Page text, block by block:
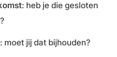
: heb je die gesloten
: moet jij dat bijhouden?